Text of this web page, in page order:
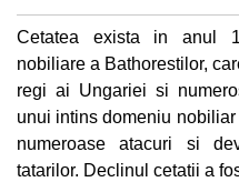
Cetatea exista in anul
nobiliare a Bathorestilor,
regi ai Ungariei si
unui intins domeniu
numeroase atacuri si
tatarilor. Declinul cetatii a